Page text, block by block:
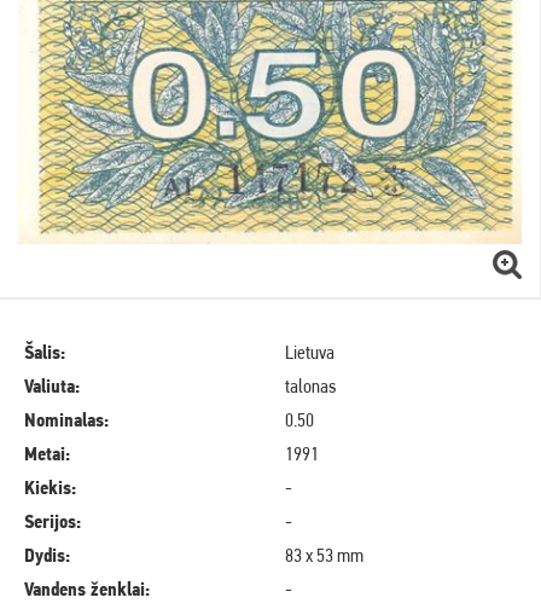
Šalis:
Lietuva
Valiuta:
talonas
Nominalas:
0.50
Metai:
1991
Kiekis:
-
Serijos:
-
Dydis:
83 x 53 mm
Vandens ženklai:
-